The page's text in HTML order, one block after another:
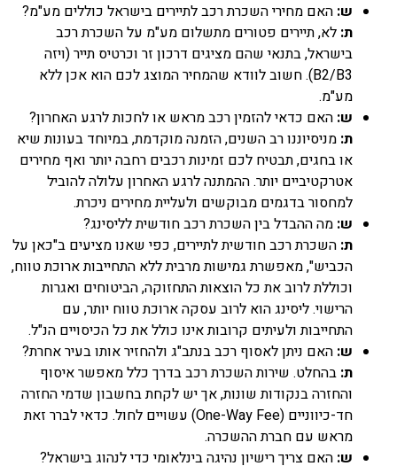
ש: האם מחירי השכרת רכב לתיירים בישראל כוללים מע"מ?
ת: לא, תיירים פטורים מתשלום מע"מ על השכרת רכב
בישראל, בתנאי שהם מציגים דרכון זר וכרטיס תייר (ויזה
B2/B3). חשוב לוודא שהמחיר המוצג לכם הוא אכן ללא
מע"מ.
ש: האם כדאי להזמין רכב מראש או לחכות לרגע האחרון?
ת: מניסיוננו רב השנים, הזמנה מוקדמת, במיוחד בעונות שיא
או בחגים, תבטיח לכם זמינות רכבים רחבה יותר ואף מחירים
אטרקטיביים יותר. ההמתנה לרגע האחרון עלולה להוביל
למחסור בדגמים מבוקשים ולעליית מחירים ניכרת.
ש: מה ההבדל בין השכרת רכב חודשית לליסינג?
ת: השכרת רכב חודשית לתיירים, כפי שאנו מציעים ב"כאן על
הכביש", מאפשרת גמישות מרבית ללא התחייבות ארוכת טווח,
וכוללת לרוב את כל הוצאות התחזוקה, הביטוחים ואגרות
הרישוי. ליסינג הוא לרוב עסקה ארוכת טווח יותר, עם
התחייבות ולעיתים קרובות אינו כולל את כל הכיסויים הנ"ל.
ש: האם ניתן לאסוף רכב בנתב"ג ולהחזיר אותו בעיר אחרת?
ת: בהחלט. שירות השכרת רכב בדרך כלל מאפשר איסוף
והחזרה בנקודות שונות, אך יש לקחת בחשבון שדמי החזרה
חד-כיווניים (One-Way Fee) עשויים לחול. כדאי לברר זאת
מראש עם חברת ההשכרה.
ש: האם צריך רישיון נהיגה בינלאומי כדי לנהוג בישראל?